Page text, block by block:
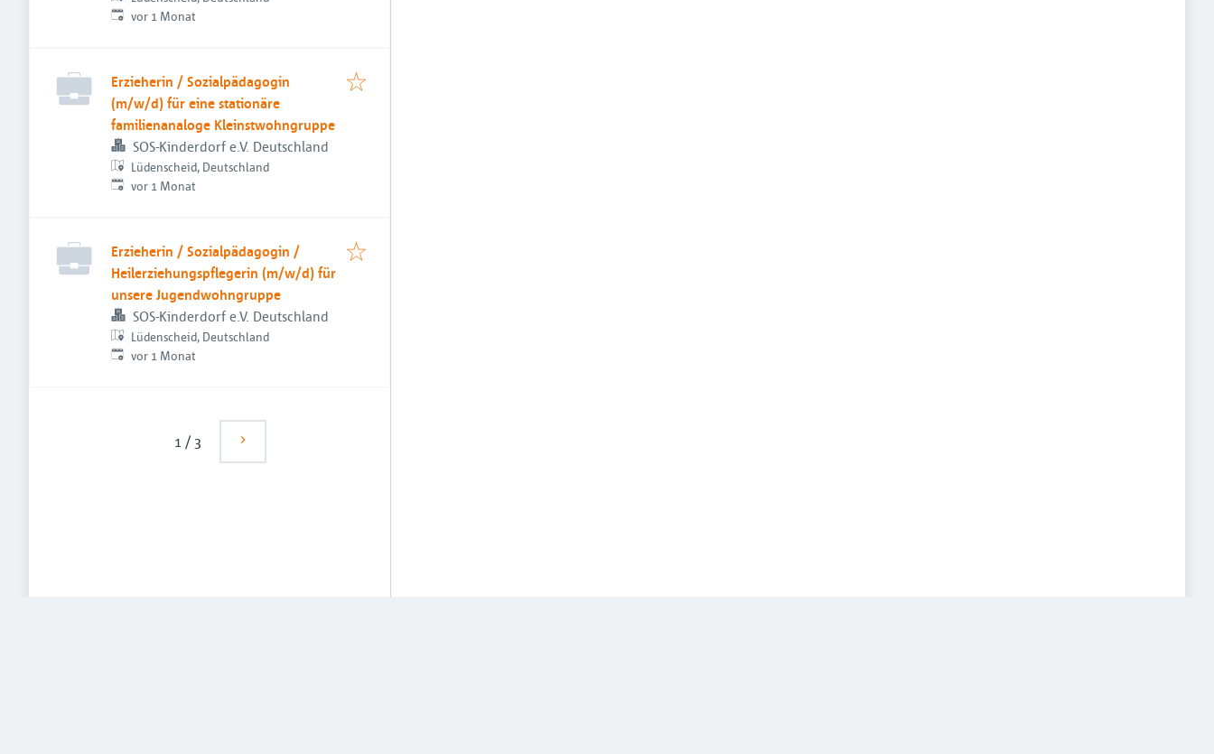
Veröffentlicht:
vor 1 Monat
Erzieherin / Sozialpädagogin
(m/w/d) für eine stationäre
familienanaloge Kleinstwohngruppe
SOS-Kinderdorf e.V. Deutschland
Lüdenscheid, Deutschland
Veröffentlicht:
vor 1 Monat
Erzieherin / Sozialpädagogin /
Heilerziehungspflegerin (m/w/d) für
unsere Jugendwohngruppe
SOS-Kinderdorf e.V. Deutschland
Lüdenscheid, Deutschland
Veröffentlicht:
vor 1 Monat
1 / 3